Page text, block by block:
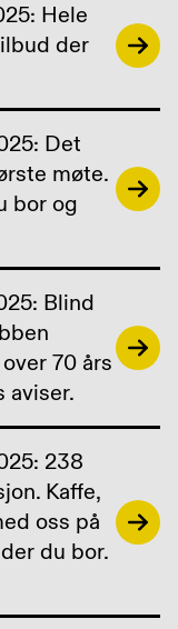
Hele
der
Det
møte.
bor og
Blind
70 års
aviser.
238
Kaffe,
oss på
du bor.